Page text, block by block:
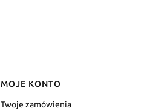
MOJE KONTO
Twoje zamówienia